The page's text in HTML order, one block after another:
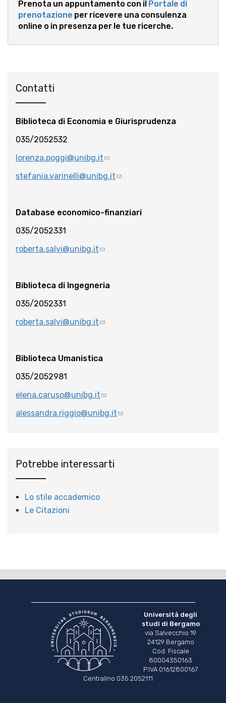
Prenota un appuntamento con il Portale di
prenotazione per ricevere una consulenza
online o in presenza per le tue ricerche.
Contatti
Biblioteca di Economia e Giurisprudenza
035/2052532
lorenza.poggi@unibg.it
stefania.varinelli@unibg.it
Database economico-finanziari
035/2052331
roberta.salvi@unibg.it
Biblioteca di Ingegneria
035/2052331
roberta.salvi@unibg.it
Biblioteca Umanistica
035/2052981
elena.caruso@unibg.it
alessandra.riggio@unibg.it
Potrebbe interessarti
Lo stile accademico
Le Citazioni
Università degli
studi di Bergamo
via Salvecchio 19
24129 Bergamo
Cod. Fiscale
80004350163
P.IVA 01612800167
Centralino 035 2052111